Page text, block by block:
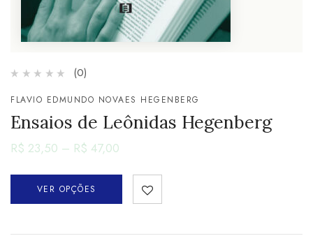
(0)
FLAVIO EDMUNDO NOVAES HEGENBERG
Ensaios de Leônidas Hegenberg
R$ 23,50 – R$ 47,00
VER OPÇÕES